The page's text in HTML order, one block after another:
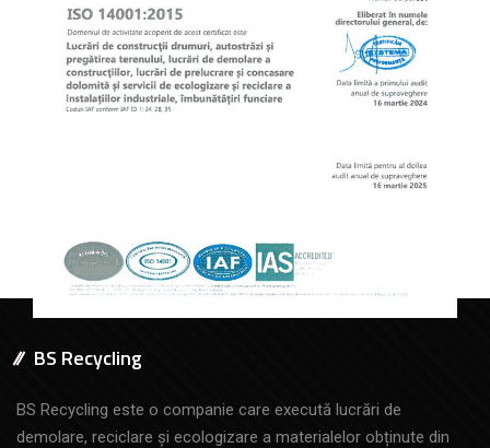
BS Recycling
BS Recycling este o companie care execută lucrări de
demolare, reciclare și ecologizare a materialelor obținute din